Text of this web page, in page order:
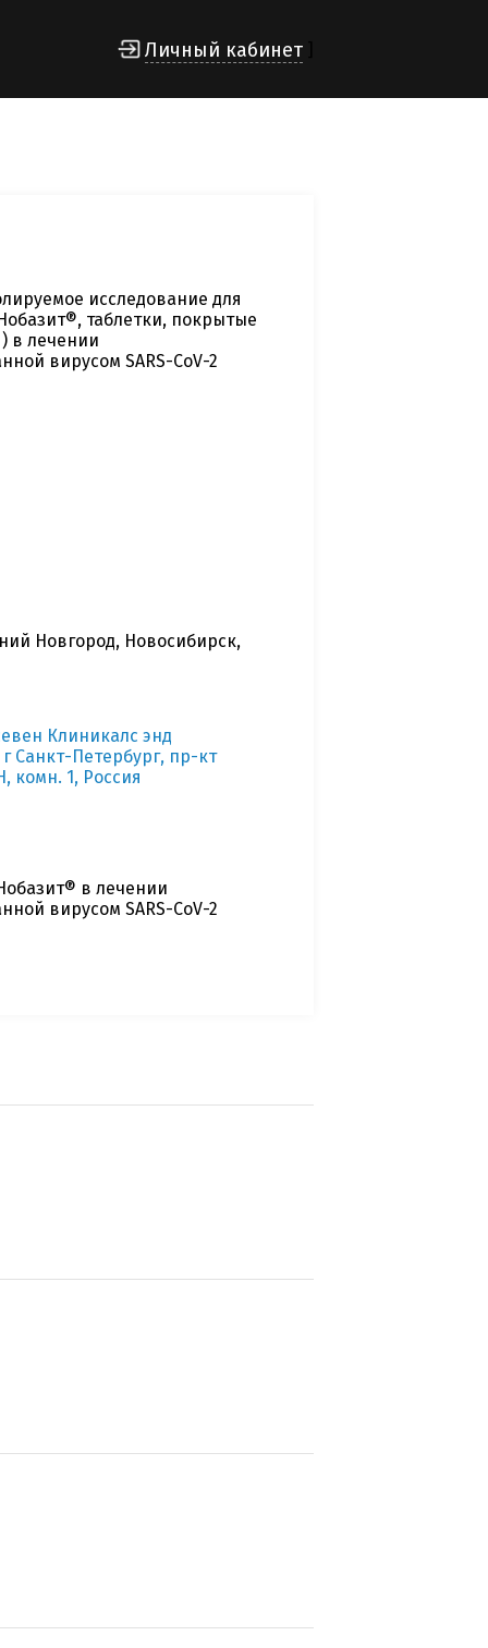
Личный кабинет
исследование для
таблетки, покрытые
в лечении
вирусом SARS-CoV-2
Новгород, Новосибирск,
Клиникалс энд
Санкт-Петербург, пр-кт
комн. 1, Россия
в лечении
вирусом SARS-CoV-2